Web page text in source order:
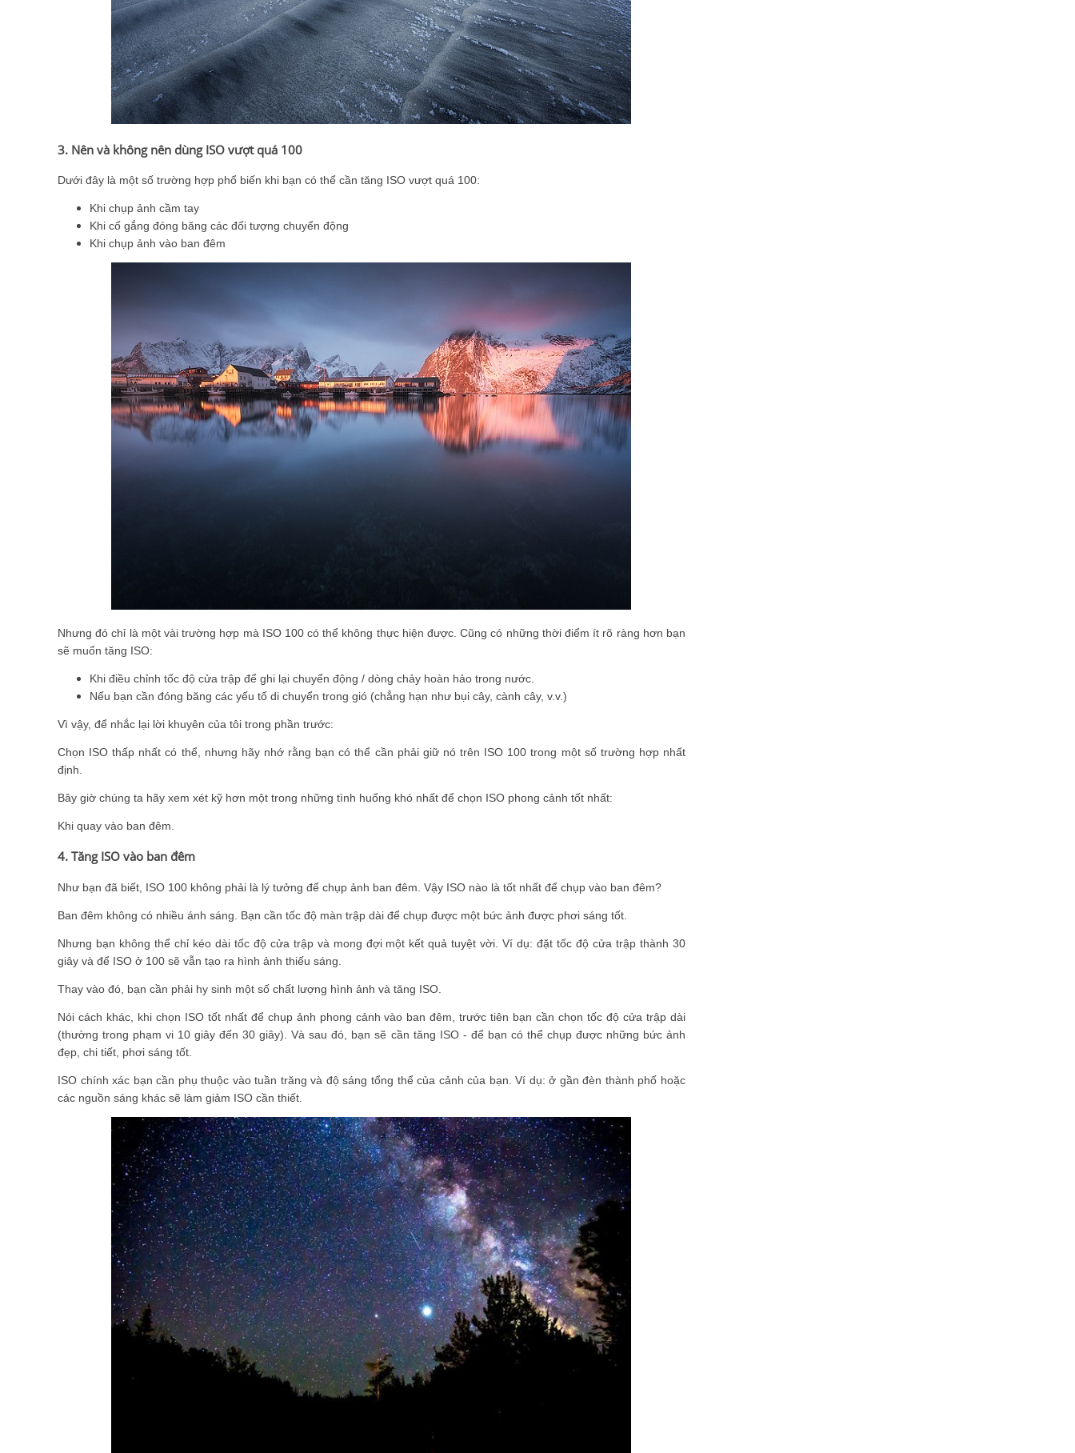
3. Nên và không nên dùng ISO vượt quá 100
Dưới đây là một số trường hợp phổ biến khi bạn có thể cần tăng ISO vượt quá 100:
Khi chụp ảnh cầm tay
Khi cố gắng đóng băng các đối tượng chuyển động
Khi chụp ảnh vào ban đêm
Nhưng đó chỉ là một vài trường hợp mà ISO 100 có thể không thực hiện được. Cũng có những thời điểm ít rõ ràng hơn bạn
sẽ muốn tăng ISO:
Khi điều chỉnh tốc độ cửa trập để ghi lại chuyển động / dòng chảy hoàn hảo trong nước.
Nếu bạn cần đóng băng các yếu tố di chuyển trong gió (chẳng hạn như bụi cây, cành cây, v.v.)
Vì vậy, để nhắc lại lời khuyên của tôi trong phần trước:
Chọn ISO thấp nhất có thể, nhưng hãy nhớ rằng bạn có thể cần phải giữ nó trên ISO 100 trong một số trường hợp nhất
định.
Bây giờ chúng ta hãy xem xét kỹ hơn một trong những tình huống khó nhất để chọn ISO phong cảnh tốt nhất:
Khi quay vào ban đêm.
4. Tăng ISO vào ban đêm
Như bạn đã biết, ISO 100 không phải là lý tưởng để chụp ảnh ban đêm. Vậy ISO nào là tốt nhất để chụp vào ban đêm?
Ban đêm không có nhiều ánh sáng. Bạn cần tốc độ màn trập dài để chụp được một bức ảnh được phơi sáng tốt.
Nhưng bạn không thể chỉ kéo dài tốc độ cửa trập và mong đợi một kết quả tuyệt vời. Ví dụ: đặt tốc độ cửa trập thành 30
giây và để ISO ở 100 sẽ vẫn tạo ra hình ảnh thiếu sáng.
Thay vào đó, bạn cần phải hy sinh một số chất lượng hình ảnh và tăng ISO.
Nói cách khác, khi chọn ISO tốt nhất để chụp ảnh phong cảnh vào ban đêm, trước tiên bạn cần chọn tốc độ cửa trập dài
(thường trong phạm vi 10 giây đến 30 giây). Và sau đó, bạn sẽ cần tăng ISO - để bạn có thể chụp được những bức ảnh
đẹp, chi tiết, phơi sáng tốt.
ISO chính xác bạn cần phụ thuộc vào tuần trăng và độ sáng tổng thể của cảnh của bạn. Ví dụ: ở gần đèn thành phố hoặc
các nguồn sáng khác sẽ làm giảm ISO cần thiết.